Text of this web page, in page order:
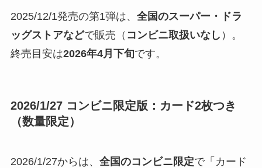
2025/12/1発売の第1弾は、 全国のスーパー・ドラ
ッグストアなどで販売（ コンビニ取扱いなし ）。
終売目安は2026年4月下旬です。
2026/1/27 コンビニ限定版：カード2枚つき
（数量限定）
2026/1/27からは、 全国のコンビニ限定で「カード